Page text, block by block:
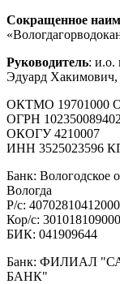
Сокращенное
Руководитель: и.о.
Эдуард Хакимович,
ОКТМО 19701000
ОГРН
ОКОГУ 4210007
ИНН 3525023596
Банк: Вологодское
Вологда
Р/с:
Кор/с:
БИК: 041909644
Банк: ФИЛИАЛ
БАНК"